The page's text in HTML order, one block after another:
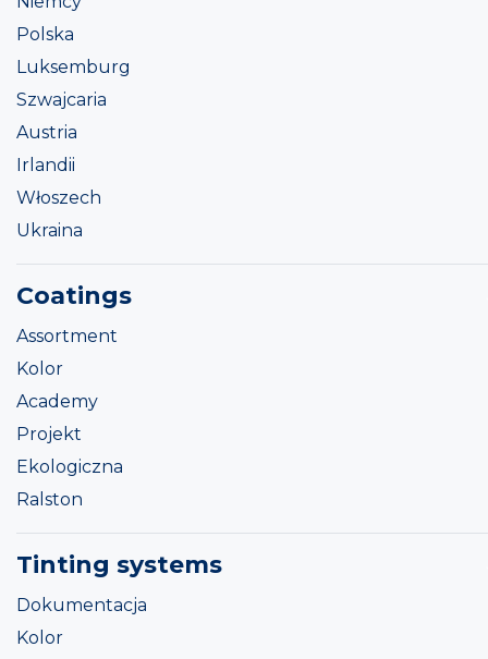
Polska
Luksemburg
Szwajcaria
Austria
Irlandii
Włoszech
Ukraina
Coatings
Assortment
Kolor
Academy
Projekt
Ekologiczna
Ralston
Tinting systems
Dokumentacja
Kolor